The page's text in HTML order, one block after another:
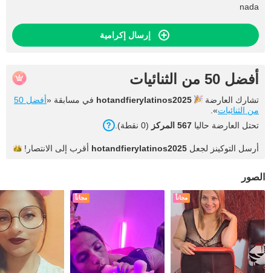
nada
إرسال إكرامية
أفضل 50 من الثنائيات
تشارك العارضة hotandfierylatinos2025 في مسابقة «
أفضل 50
من الثنائيات».
تحتل العارضة حاليا 567 المركز (0 نقطة).
أرسل التوكينز لجعل hotandfierylatinos2025 أقرب إلى الانتصار!
الصور
مجاناً مجاناً